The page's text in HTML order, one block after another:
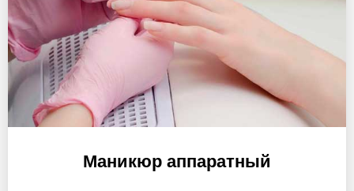
Маникюр аппаратный